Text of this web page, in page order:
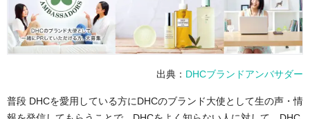
出典： DHCブランドアンバサダー
普段 DHCを愛用している方にDHCのブランド大使として生の声・情